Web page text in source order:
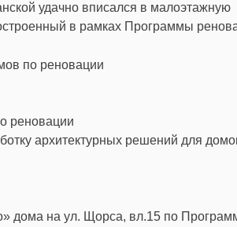
удачно вписался в малоэтажную
в рамках Программы
реновации
архитектурных решений для